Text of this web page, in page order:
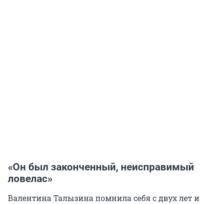
«Он был законченный, неисправимый
ловелас»
Валентина Талызина помнила себя с двух лет и